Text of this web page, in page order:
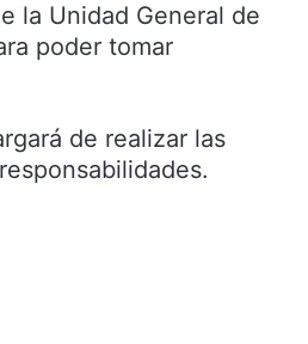
la Unidad General de
poder tomar
de realizar las